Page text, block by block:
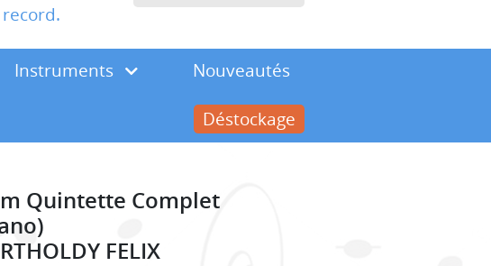
Instruments
Nouveautés
Déstockage
Quintette Complet
FELIX